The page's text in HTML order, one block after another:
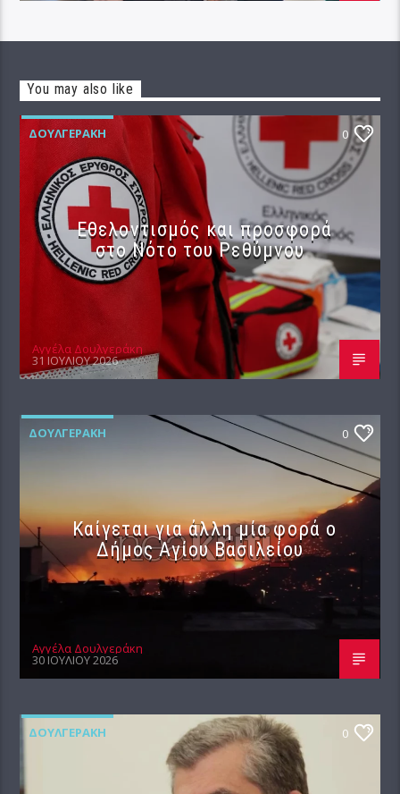
You may also like
ΔΟΥΛΓΕΡΆΚΗ 0
Εθελοντισμός και προσφορά
στο Νότο του Ρεθύμνου
Αγγέλα Δουλγεράκη
31 ΙΟΥΛΊΟΥ 2026
ΔΟΥΛΓΕΡΆΚΗ 0
Καίγεται για άλλη μία φορά ο
Δήμος Αγίου Βασιλείου
Αγγέλα Δουλγεράκη
30 ΙΟΥΛΊΟΥ 2026
ΔΟΥΛΓΕΡΆΚΗ 0